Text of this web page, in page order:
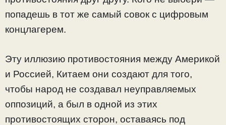
попадешь в тот же самый совок с цифровым
концлагерем.
Эту иллюзию противостояния между Америкой
и Россией, Китаем они создают для того,
чтобы народ не создавал неуправляемых
оппозиций, а был в одной из этих
противостоящих сторон, оставаясь под